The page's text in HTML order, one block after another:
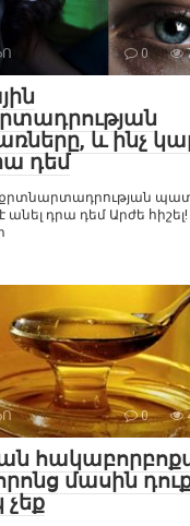
0
և ինչ
դեմ
քրտնարտադրության
անել դրա դեմ Արժե հիշել!
0
մասին